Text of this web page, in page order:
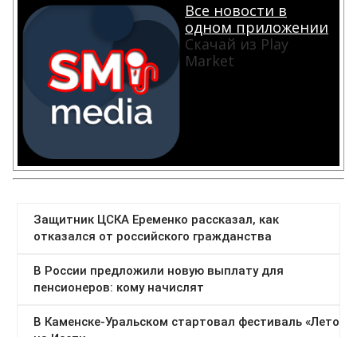
Все новости в
одном приложении
Скачай из Play
Market